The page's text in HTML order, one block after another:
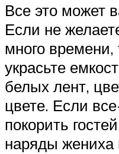
Все это может
Если не
много времени,
украсьте
белых лент,
цвете. Если
покорить
наряды жениха